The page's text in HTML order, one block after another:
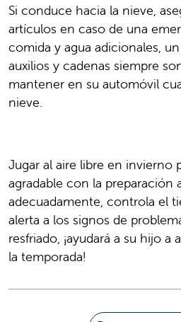
Si conduce hacia la nieve,
artículos en caso de una
comida y agua adicionales,
auxilios y cadenas siempre
mantener en su automóvil
nieve.
Jugar al aire libre en invierno
agradable con la preparación
adecuadamente, controla el
alerta a los signos de
resfriado, ¡ayudará a su hijo
la temporada!